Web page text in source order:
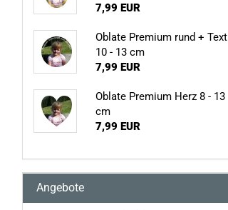
7,99 EUR
Oblate Premium rund + Text
10 - 13 cm
7,99 EUR
Oblate Premium Herz 8 - 13
cm
7,99 EUR
Angebote